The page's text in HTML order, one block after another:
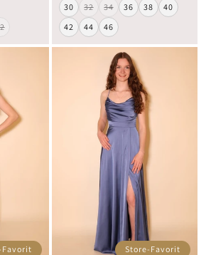
30 32 34 36 38
40
42
44 46
Favorit Store-Favorit